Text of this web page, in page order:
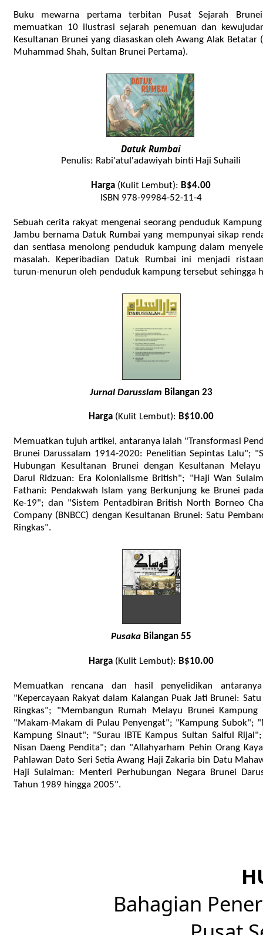
Buku mewarna pertama terbitan Pusat Sejarah
memuatkan 10 ilustrasi sejarah penemuan dan
Kesultanan Brunei yang diasaskan oleh Awang Alak Betatar
Muhammad Shah, Sultan Brunei Pertama).
Datuk Rumbai
Penulis: Rabi'atul'adawiyah binti Haji Suhaili
Harga (Kulit Lembut): B$4.00
ISBN 978-99984-52-11-4
Sebuah cerita rakyat mengenai seorang penduduk Kampung
Jambu bernama Datuk Rumbai yang mempunyai sikap
dan sentiasa menolong penduduk kampung dalam
masalah. Keperibadian Datuk Rumbai ini menjadi
turun-menurun oleh penduduk kampung tersebut sehingga
Jurnal Darusslam Bilangan 23
Harga (Kulit Lembut): B$10.00
Memuatkan tujuh artikel, antaranya ialah "Transformasi
Brunei Darussalam 1914-2020: Penelitian Sepintas Lalu";
Hubungan Kesultanan Brunei dengan Kesultanan Melayu
Darul Ridzuan: Era Kolonialisme British"; "Haji Wan
Fathani: Pendakwah Islam yang Berkunjung ke Brunei
Ke-19"; dan "Sistem Pentadbiran British North Borneo
Company (BNBCC) dengan Kesultanan Brunei: Satu
Ringkas".
Pusaka Bilangan 55
Harga (Kulit Lembut): B$10.00
Memuatkan rencana dan hasil penyelidikan
"Kepercayaan Rakyat dalam Kalangan Puak Jati Brunei:
Ringkas"; "Membangun Rumah Melayu Brunei Kampung
"Makam-Makam di Pulau Penyengat"; "Kampung Subok";
Kampung Sinaut"; "Surau IBTE Kampus Sultan Saiful
Nisan Daeng Pendita"; dan "Allahyarham Pehin Orang
Pahlawan Dato Seri Setia Awang Haji Zakaria bin Datu
Haji Sulaiman: Menteri Perhubungan Negara Brunei
Tahun 1989 hingga 2005".
Bahagian